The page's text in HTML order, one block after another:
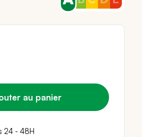
au panier
)en achetant ce produit
24 - 48H